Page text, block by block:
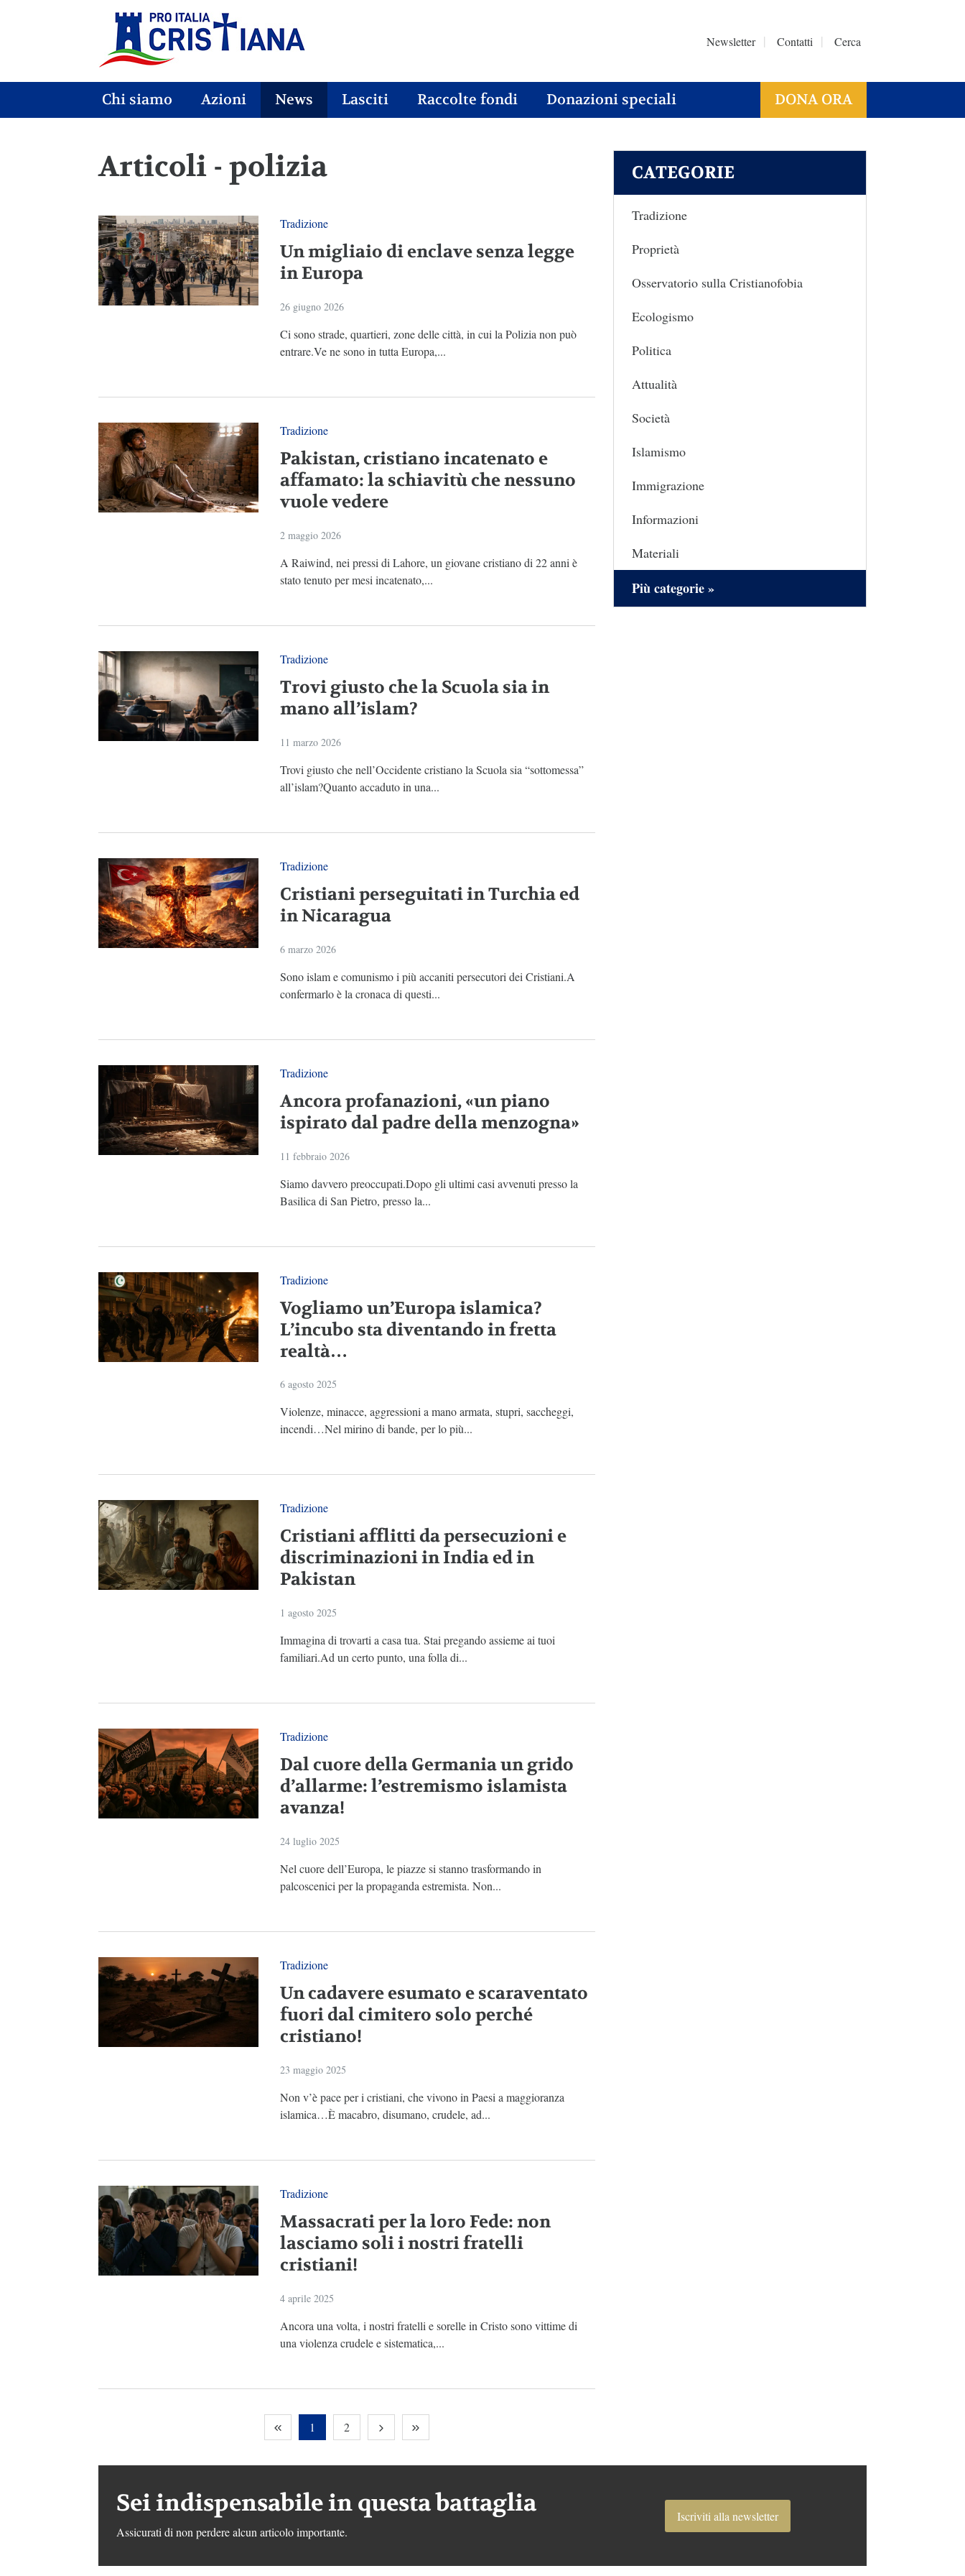
Newsletter Contatti Cerca
Chi siamo Azioni News Lasciti Raccolte fondi Donazioni speciali DONA ORA
Articoli - polizia
Tradizione
Un migliaio di enclave senza legge
in Europa
26 giugno 2026
Ci sono strade, quartieri, zone delle città, in cui la Polizia non può
entrare.Ve ne sono in tutta Europa,...
Tradizione
Pakistan, cristiano incatenato e
affamato: la schiavitù che nessuno
vuole vedere
2 maggio 2026
A Raiwind, nei pressi di Lahore, un giovane cristiano di 22 anni è
stato tenuto per mesi incatenato,...
Tradizione
Trovi giusto che la Scuola sia in
mano all’islam?
11 marzo 2026
Trovi giusto che nell’Occidente cristiano la Scuola sia “sottomessa”
all’islam?Quanto accaduto in una...
Tradizione
Cristiani perseguitati in Turchia ed
in Nicaragua
6 marzo 2026
Sono islam e comunismo i più accaniti persecutori dei Cristiani.A
confermarlo è la cronaca di questi...
Tradizione
Ancora profanazioni, «un piano
ispirato dal padre della menzogna»
11 febbraio 2026
Siamo davvero preoccupati.Dopo gli ultimi casi avvenuti presso la
Basilica di San Pietro, presso la...
Tradizione
Vogliamo un’Europa islamica?
L’incubo sta diventando in fretta
realtà…
6 agosto 2025
Violenze, minacce, aggressioni a mano armata, stupri, saccheggi,
incendi…Nel mirino di bande, per lo più...
Tradizione
Cristiani afflitti da persecuzioni e
discriminazioni in India ed in
Pakistan
1 agosto 2025
Immagina di trovarti a casa tua. Stai pregando assieme ai tuoi
familiari.Ad un certo punto, una folla di...
Tradizione
Dal cuore della Germania un grido
d’allarme: l’estremismo islamista
avanza!
24 luglio 2025
Nel cuore dell’Europa, le piazze si stanno trasformando in
palcoscenici per la propaganda estremista. Non...
Tradizione
Un cadavere esumato e scaraventato
fuori dal cimitero solo perché
cristiano!
23 maggio 2025
Non v’è pace per i cristiani, che vivono in Paesi a maggioranza
islamica…È macabro, disumano, crudele, ad...
Tradizione
Massacrati per la loro Fede: non
lasciamo soli i nostri fratelli
cristiani!
4 aprile 2025
Ancora una volta, i nostri fratelli e sorelle in Cristo sono vittime di
una violenza crudele e sistematica,...
1 2
CATEGORIE
Tradizione
Proprietà
Osservatorio sulla Cristianofobia
Ecologismo
Politica
Attualità
Società
Islamismo
Immigrazione
Informazioni
Materiali
Più categorie »
Sei indispensabile in questa battaglia
Assicurati di non perdere alcun articolo importante.
Iscriviti alla newsletter